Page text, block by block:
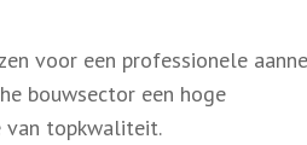
voor een professionele
bouwsector een hoge
van topkwaliteit.